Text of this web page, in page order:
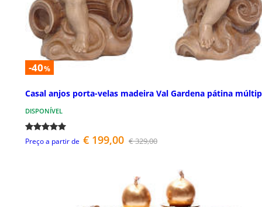
-40%
Casal anjos porta-velas madeira Val Gardena pátina
DISPONÍVEL
Preço a partir de € 199,00 € 329,00